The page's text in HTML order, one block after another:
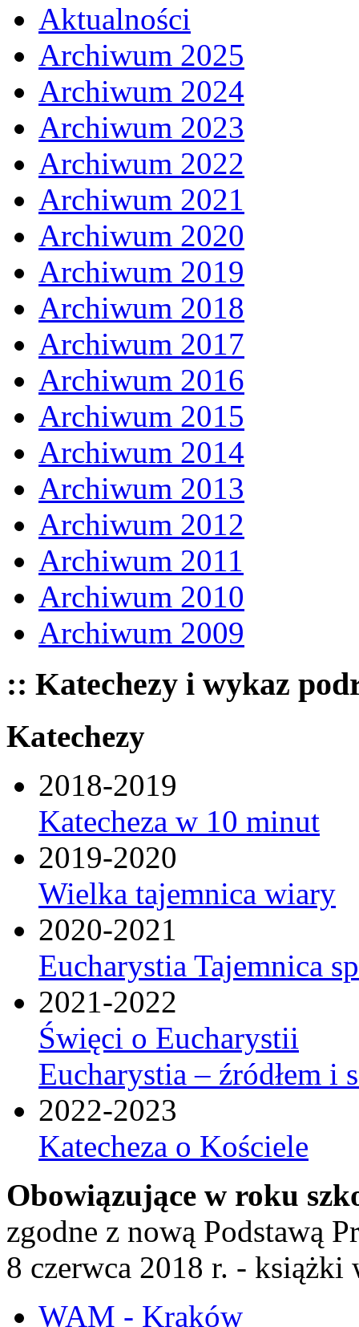
Aktualności
Archiwum 2025
Archiwum 2024
Archiwum 2023
Archiwum 2022
Archiwum 2021
Archiwum 2020
Archiwum 2019
Archiwum 2018
Archiwum 2017
Archiwum 2016
Archiwum 2015
Archiwum 2014
Archiwum 2013
Archiwum 2012
Archiwum 2011
Archiwum 2010
Archiwum 2009
:: Katechezy i wykaz
Katechezy
2018-2019
Katecheza w 10 minut
2019-2020
Wielka tajemnica wiary
2020-2021
Eucharystia Tajemnica
2021-2022
Święci o Eucharystii
Eucharystia – źródłem i
2022-2023
Katecheza o Kościele
Obowiązujące w roku
zgodne z nową Podstawą
8 czerwca 2018 r. -
WAM - Kraków